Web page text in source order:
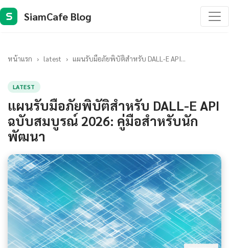
S SiamCafe Blog
หน้าแรก › latest › แผนรับมือภัยพิบัติสำหรับ DALL-E API...
LATEST
แผนรับมือภัยพิบัติสำหรับ DALL-E API
ฉบับสมบูรณ์ 2026: คู่มือสำหรับนัก
พัฒนา